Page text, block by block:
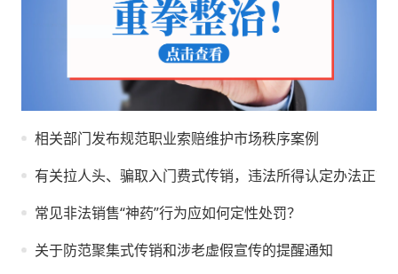
相关部门发布规范职业索赔维护市场秩序案例
有关拉人头、骗取入门费式传销，违法所得认定办法正式
常见非法销售“神药”行为应如何定性处罚？
关于防范聚集式传销和涉老虚假宣传的提醒通知